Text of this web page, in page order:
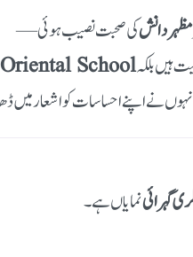
مظہر دانشکی صحبت نصیب ہوئی —
ہیں بلکہSchool
نے اپنے احساسات کو اشعار میں
گہرائینمایاں ہے۔